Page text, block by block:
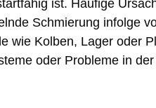
ist. Häufige
Schmierung infolge
wie Kolben, Lager oder
oder Probleme in